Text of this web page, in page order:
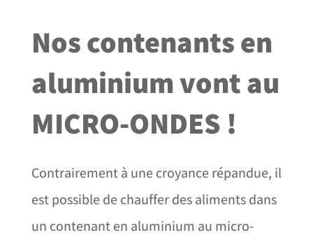
Nos contenants en
aluminium vont au
MICRO-ONDES !
Contrairement à une croyance répandue, il
est possible de chauffer des aliments dans
un contenant en aluminium au micro-